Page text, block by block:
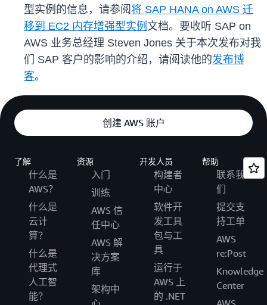
型实例的信息，请参阅 将 SAP HANA on AWS 迁
移到 EC2 内存增强型实例 文档。要收听 SAP on
AWS 业务总经理 Steven Jones 关于本次发布对我
们 SAP 客户的影响的介绍，请阅读他的发布博
客。
创建 AWS 账户
了解
什么是
AWS？
什么是
云计
算？
什么是
代理式
人工智
能？
资源
入门
训练
AWS 信
任中心
AWS 解
决方案
库
架构中
开发人员
构建者
中心
软件开
发工具
包与工
具
运行于
AWS 上
的 .NET
帮助
联系我
们
提交支
持工单
AWS
re:Post
Knowledge
Center